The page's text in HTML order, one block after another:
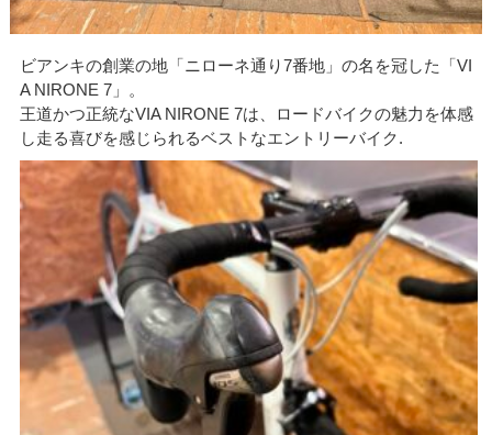
ビアンキの創業の地「ニローネ通り7番地」の名を冠した「VI
A NIRONE 7」。
王道かつ正統なVIA NIRONE 7は、ロードバイクの魅力を体感
し走る喜びを感じられるベストなエントリーバイク.